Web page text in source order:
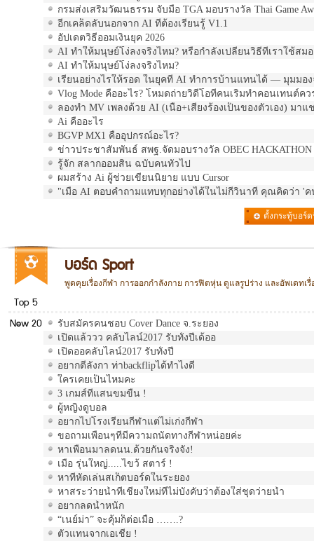
กรมส่งเสริมวัฒนธรรม จับมือ TGA มอบรางวัล Thai Game
อีกเคล็ดลับนอกจาก AI ที่ต้องเรียนรู้ V1.1
อัปเดตวิธีออมเงินยุค 2026
AI ทำให้มนุษย์โง่ลงจริงไหม? หรือกำลังเปลี่ยนวิธีที่เราใช้สม
AI ทำให้มนุษย์โง่ลงจริงไหม?
เรียนอย่างไรให้รอด ในยุคที่ AI ทำการบ้านแทนได้ — มุมมอง
Vlog Mode คืออะไร? โหมดถ่ายวิดีโอที่คนเริ่มทำคอนเทนต์คว
ลองทำ MV เพลงด้วย AI (เนื้อ+เสียงร้องเป็นของตัวเอง) มา
Ai คืออะไร
BGVP MX1 คืออุปกรณ์อะไร?
ข่าวประชาสัมพันธ์ สพฐ.จัดมอบรางวัล OBEC
รู้จัก สลากออมสิน ฉบับคนทั่วไป
ผมสร้าง Ai ผู้ช่วยเขียนนิยาย แบบ Cursor
"เมื่อ AI ตอบคำถามแทบทุกอย่างได้ในไม่กี่วินาที คุณคิดว่า '
ตั้งกระทู้บอร์
บอร์ด Sport
พูดคุยเรื่องกีฬา การออกกำลังกาย การฟิตหุ่น ดูแลรูปร่าง และอัพเดทเ
Top 5
New 20
รับสมัครคนชอบ Cover Dance จ.ระยอง
เปิดแล้ววว คลับไลน์2017 รับทั้งปีเด้ออ
เปิดออคลับไลน์2017 รับทั้งปี
อยากตีลังกา ท่าbackflipได้ทำไงดี
ใครเคยเป็นไหมคะ
3 เกมส์ที่แสนขมขื่น !
ผู้หญิงดูบอล
อยากไปโรงเรียนกีฬาแต่ไม่เก่งกีฬา
ขอถามเพื่อนๆที่มีความถนัดทางกีฬาหน่อยค่ะ
หาเพื่อนมาลดนน.ด้วยกันจริงจัง!
เมื่อ รุ่นใหญ่.....ไขว้ สตาร์ !
หาที่หัดเล่นสเก็ตบอร์ดในระยอง
หาสระว่ายน้ำที่เชียงใหม่ที่ไม่บังคับว่าต้องใส่ชุดว่ายน้ำ
อยากลดน้ำหนัก
“เนย์ม่า” จะคุ้มก็ต่อเมื่อ …….?
ตัวแทนจากเอเชีย !